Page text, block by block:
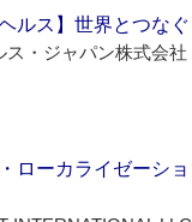
ヘルス】世界とつな
ス・ジャパン株式会社
ローカライゼーシ